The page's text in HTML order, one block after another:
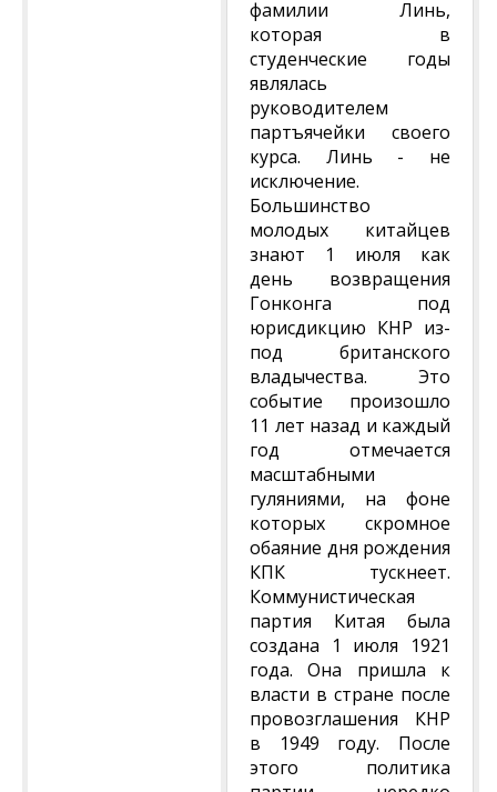
фамилии Линь,
которая в
студенческие годы
являлась
руководителем
партъячейки своего
курса. Линь - не
исключение.
Большинство
молодых китайцев
знают 1 июля как
день возвращения
Гонконга под
юрисдикцию КНР из-
под британского
владычества. Это
событие произошло
11 лет назад и каждый
год отмечается
масштабными
гуляниями, на фоне
которых скромное
обаяние дня рождения
КПК тускнеет.
Коммунистическая
партия Китая была
создана 1 июля 1921
года. Она пришла к
власти в стране после
провозглашения КНР
в 1949 году. После
этого политика